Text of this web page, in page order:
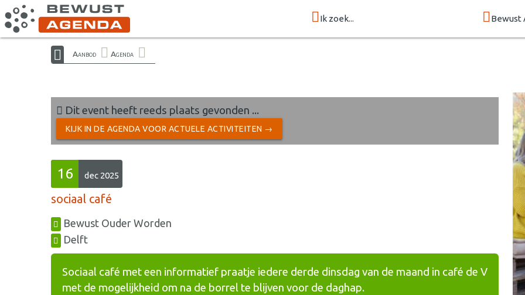
Ik zoek... Bewust
Aanbod Agenda
Dit event heeft reeds plaats gevonden ...
KIJK IN DE AGENDA VOOR ACTUELE ACTIVITEITEN →
16 dec 2025
sociaal café
Bewust Ouder Worden
Delft
Sociaal café met een informatief praatje iedere derde dinsdag van de maand in café de V
met de mogelijkheid om na de borrel te blijven voor de daghap.